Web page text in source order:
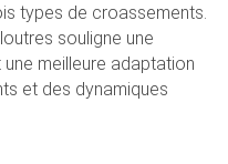
types de croassements.
souligne une
meilleure adaptation
et des dynamiques